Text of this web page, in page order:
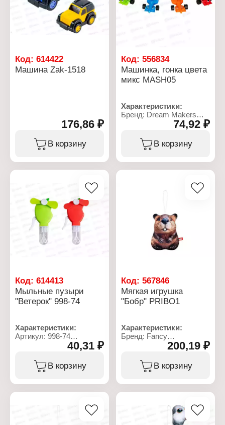
Код: 614422
Машина Zak-1518
176,86 ₽
В корзину
Код:556834
Машинка, гонка цвета
микс MASH05
Характеристики:
Бренд: Dream Makers
Артикул: MASH05
Тип товара: Машина
Цвет: в ассортименте
Размер: 3,5х12 см
74,92 ₽
В корзину
Код: 614413
Мыльные пузыри
"Ветерок" 998-74
Характеристики:
Артикул: 998-74
Тип товара: Мыльные
Модель: "Ветерок"
Конструкция: с ручным
Объем мыльного
40,31 ₽
В корзину
Код:567846
Мягкая игрушка
"Бобр" PRIBO1
Характеристики:
Бренд: Fancy
Артикул: PRIBO1
Тип товара: Мягкая
игрушка
Модель: "Бобр"
200,19 ₽
В корзину